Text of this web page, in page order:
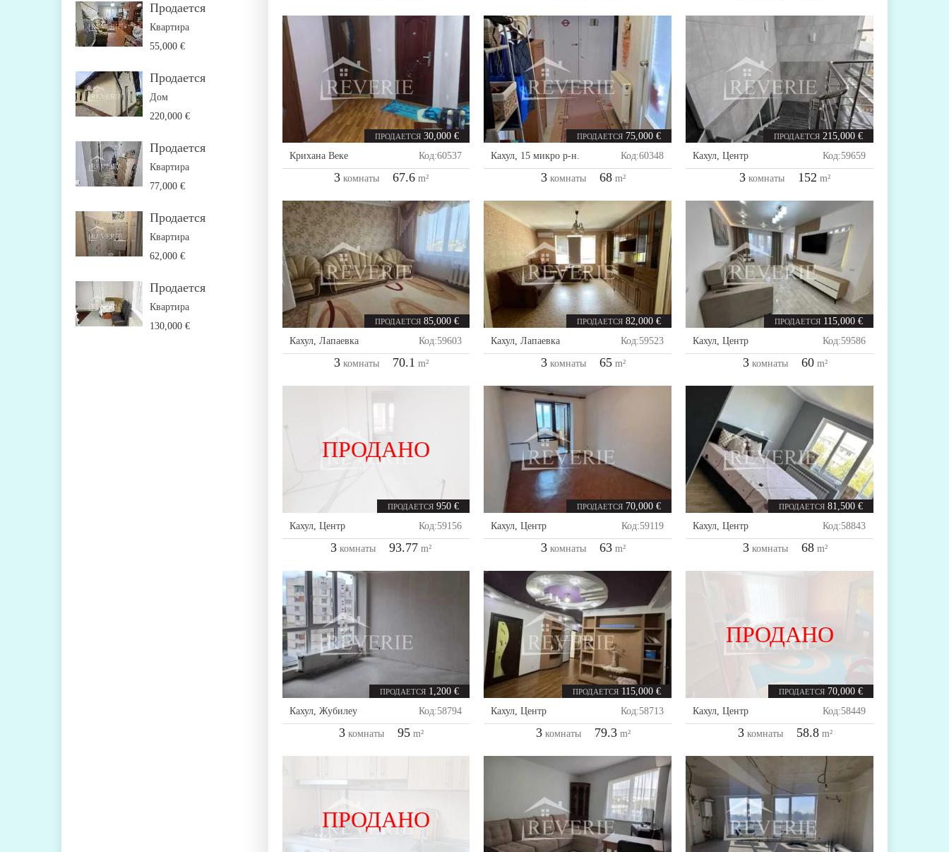
Продается
Квартира
55,000 €
Продается
Дом
220,000 €
Продается
Квартира
77,000 €
Продается
Квартира
62,000 €
Продается
Квартира
130,000 €
ПРОДАЕТСЯ 30,000 €
Крихана Веке
Код:60537
3комнаты 67.6m²
ПРОДАЕТСЯ 75,000 €
Кахул, 15 микро р-н. Код:60348
3комнаты 68m²
ПРОДАЕТСЯ 215,000 €
Кахул,Центр Код:59659
3 комнаты 152 m²
ПРОДАЕТСЯ 85,000 €
Кахул, Лапаевка Код:59603
3комнаты 70.1 m²
ПРОДАЕТСЯ 82,000 €
Кахул,Лапаевка Код:59523
3комнаты 65m²
ПРОДАЕТСЯ 115,000 €
Кахул,Центр Код:59586
3комнаты 60m²
ПРОДАНО
ПРОДАЕТСЯ 950 €
Кахул, Центр Код:59156
3 комнаты 93.77 m²
ПРОДАЕТСЯ 70,000 €
Кахул,Центр Код:59119
3комнаты 63m²
ПРОДАЕТСЯ 81,500 €
Кахул,Центр Код:58843
3комнаты 68m²
ПРОДАЕТСЯ 1,200 €
Кахул, Жубилеу Код:58794
3комнаты 95m²
ПРОДАЕТСЯ 115,000 €
Кахул,Центр Код:58713
3комнаты 79.3m²
ПРОДАНО
ПРОДАЕТСЯ 70,000 €
Кахул,Центр Код:58449
3комнаты 58.8m²
ПРОДАНО